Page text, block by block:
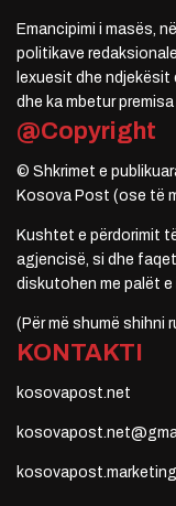
Emancipimi i masës,
politikave
lexuesit dhe ndjekësit
dhe ka mbetur
@Copyright
© Shkrimet e
Kosova Post (ose të
Kushtet e përdorimit
agjencisë, si dhe
diskutohen me palët e
(Për më shumë shihni
KONTAKTI
kosovapost.net